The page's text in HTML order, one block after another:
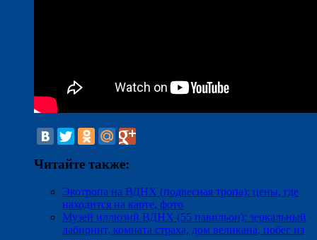
Читайте также:
Экотропа на ВДНХ (подвесная тропа): цены, где
находится на карте, фото
Музей иллюзий ВДНХ (55 павильон): зеркальный
лабиринт, комната страха, дом великана, побег из